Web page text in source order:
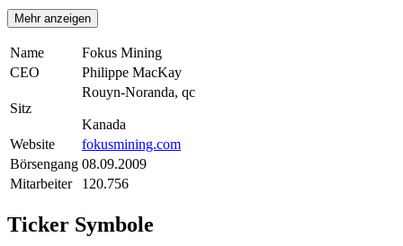
Mehr anzeigen
Name
Fokus Mining
CEO
Philippe MacKay
Sitz
Rouyn-Noranda, qc
Kanada
Website
fokusmining.com
Börsengang 08.09.2009
Mitarbeiter
120.756
Ticker Symbole